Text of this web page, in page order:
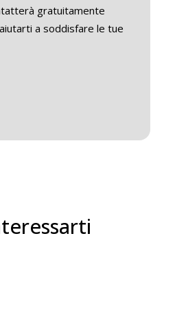
gratuitamente
a soddisfare le tue